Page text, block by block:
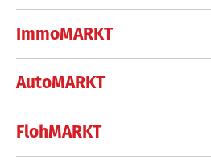
ImmoMARKT
AutoMARKT
FlohMARKT